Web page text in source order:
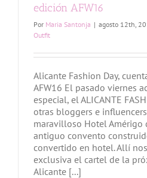
edición AFW16
Por Maria Santonja | agosto 12th,
Outfit
Alicante Fashion Day,
AFW16 El pasado viernes
especial, el ALICANTE
otras bloggers e
maravilloso Hotel Amérigo
antiguo convento
convertido en hotel. Allí
exclusiva el cartel de la
Alicante [...]